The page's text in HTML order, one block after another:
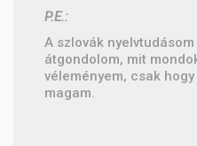
P.E.:
A szlovák
átgondolom, mit
véleményem, csak
magam.